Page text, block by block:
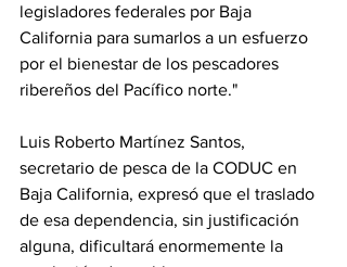
legisladores federales por Baja
California para sumarlos a un esfuerzo
por el bienestar de los pescadores
ribereños del Pacífico norte."
Luis Roberto Martínez Santos,
secretario de pesca de la CODUC en
Baja California, expresó que el traslado
de esa dependencia, sin justificación
alguna, dificultará enormemente la